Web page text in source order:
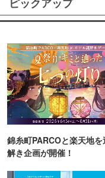
錦糸町PARCOと楽天地
解き企画が開催！